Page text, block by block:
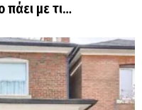
πάει με τι…